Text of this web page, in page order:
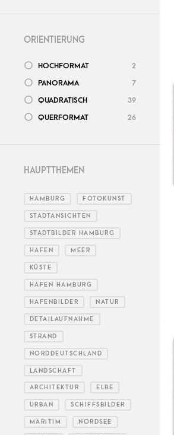
ORIENTIERUNG
HOCHFORMAT 2
PANORAMA 7
QUADRATISCH 39
QUERFORMAT 26
HAUPTTHEMEN
HAMBURG FOTOKUNST
STADTANSICHTEN
STADTBILDER HAMBURG
HAFEN MEER
KÜSTE
HAFEN HAMBURG
HAFENBILDER NATUR
DETAILAUFNAHME
STRAND
NORDDEUTSCHLAND
LANDSCHAFT
ARCHITEKTUR ELBE
URBAN SCHIFFSBILDER
MARITIM NORDSEE